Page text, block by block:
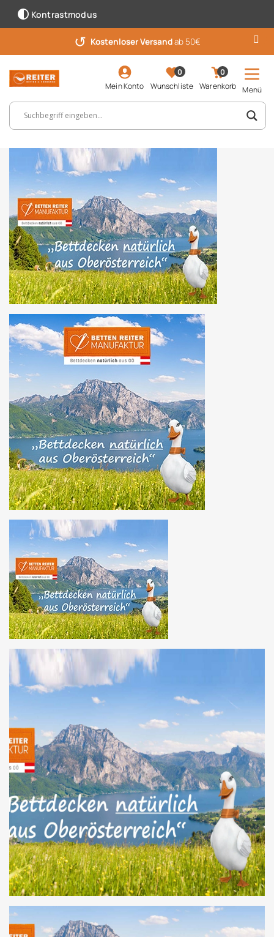
Kontrastmodus
↺ Kostenloser Versandab 50€
Mein Konto
0
Wunschliste
0
Warenkorb
Menü
Suchbegriff, Artikelnummer ...